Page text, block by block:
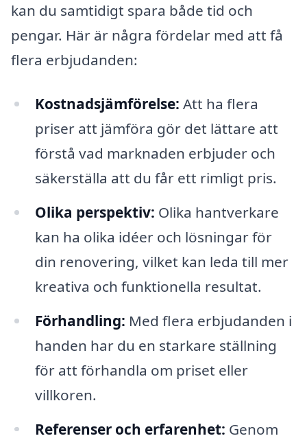
kan du samtidigt spara både tid och
pengar. Här är några fördelar med att få
flera erbjudanden:
Kostnadsjämförelse: Att ha flera
priser att jämföra gör det lättare att
förstå vad marknaden erbjuder och
säkerställa att du får ett rimligt pris.
Olika perspektiv: Olika hantverkare
kan ha olika idéer och lösningar för
din renovering, vilket kan leda till mer
kreativa och funktionella resultat.
Förhandling: Med flera erbjudanden i
handen har du en starkare ställning
för att förhandla om priset eller
villkoren.
Referenser och erfarenhet: Genom